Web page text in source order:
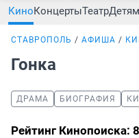
КиноКонцертыТеатрДетям
СТАВРОПОЛЬ АФИША
Гонка
ДРАМА БИОГРАФИЯ
Рейтинг Кинопоиска: